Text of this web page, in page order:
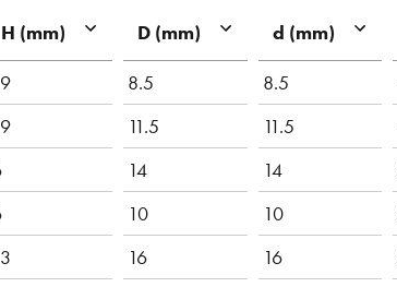
H (mm) D (mm) d (mm)
8.5 8.5
11.5 11.5
14 14
10 10
16 16